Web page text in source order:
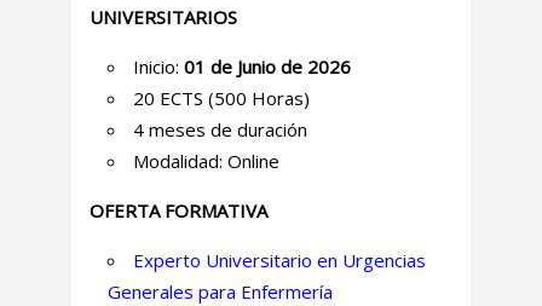
UNIVERSITARIOS
Inicio: 01 de Junio de 2026
20 ECTS (500 Horas)
4 meses de duración
Modalidad: Online
OFERTA FORMATIVA
Experto Universitario en Urgencias
Generales para Enfermería